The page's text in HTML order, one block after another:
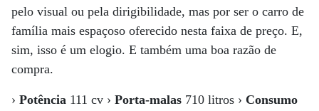
pelo visual ou pela dirigibilidade, mas por ser o carro de
família mais espaçoso oferecido nesta faixa de preço. E,
sim, isso é um elogio. E também uma boa razão de
compra.
› Potência 111 cv › Porta-malas 710 litros › Consumo